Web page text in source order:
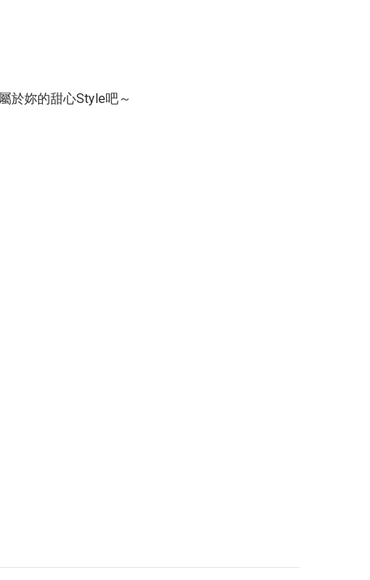
於妳的甜心Style吧～